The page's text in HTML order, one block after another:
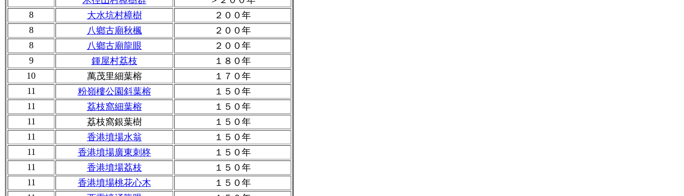
8
大水坑村樟樹
２００年
8
八鄉古廟秋楓
２００年
8
八鄉古廟龍眼
２００年
9
鍾屋村荔枝
１８０年
10
萬茂里細葉榕
１７０年
11
粉嶺樓公園斜葉榕
１５０年
11
荔枝窩細葉榕
１５０年
11
荔枝窩銀葉樹
１５０年
11
香港墳場水翁
１５０年
11
香港墳場廣東刺柊
１５０年
11
香港墳場荔枝
１５０年
11
香港墳場桃花心木
１５０年